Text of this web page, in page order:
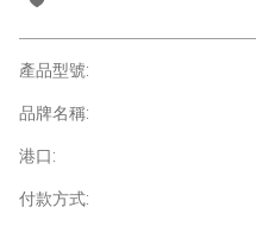
產品型號:
品牌名稱:
港口:
付款方式: